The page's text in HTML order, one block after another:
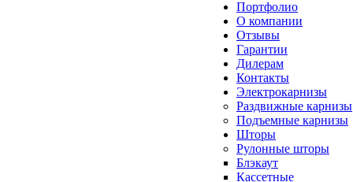
Портфолио
О компании
Отзывы
Гарантии
Дилерам
Контакты
Электрокарнизы
Раздвижные карнизы
Подъемные карнизы
Шторы
Рулонные шторы
Блэкаут
Кассетные